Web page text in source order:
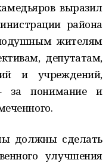
выразил
района
жителям
депутатам,
и учреждений,
за понимание и
должны сделать
улучшения